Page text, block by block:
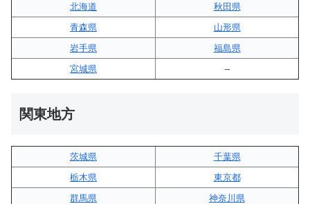
北海道
秋田県
青森県
山形県
岩手県
福島県
宮城県
–
関東地方
茨城県
千葉県
栃木県
東京都
群馬県
神奈川県